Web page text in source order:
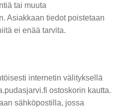
tai muuta
Asiakkaan tiedot poistetaan
ei enää tarvita.
internetin välityksellä
ostoskorin kautta.
sähköpostilla, jossa